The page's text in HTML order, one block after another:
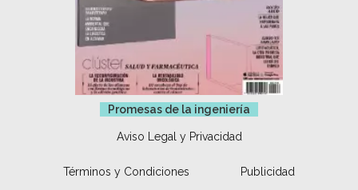
Promesas de la ingeniería
Aviso Legal y Privacidad
Términos y Condiciones Publicidad